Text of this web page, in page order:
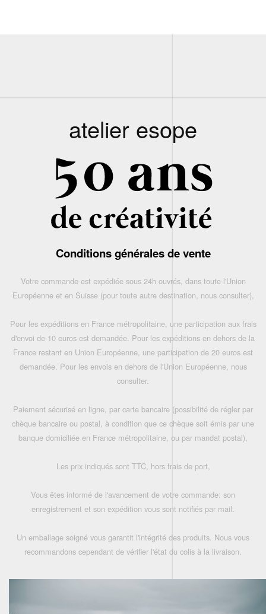
atelier esope
Conditions générales de vente
Votre commande est expédiée sous 24h ouvrés, dans toute l'Union
Européenne et en Suisse (pour toute autre destination, nous consulter),
Pour les expéditions en France métropolitaine, une participation aux frais
d'envoi de 10 euros est demandée. Pour les expéditions en dehors de la
France restant en Union Européenne, une participation de 20 euros est
demandée. Pour les envois en dehors de l'Union Européenne, nous
consulter.
Paiement sécurisé en ligne, par carte bancaire (possibilité de régler par
chèque bancaire ou postal, à condition que ce chèque soit émis par une
banque domiciliée en France métropolitaine, ou par mandat postal),
Les prix indiqués sont TTC, hors frais de port,
Vous êtes informé de l'avancement de votre commande: son
enregistrement et son expédition vous sont notifiés par mail.
Un emballage soigné vous garantit l'intégrité des produits. Nous vous
recommandons cependant de vérifier l'état du colis à la livraison.